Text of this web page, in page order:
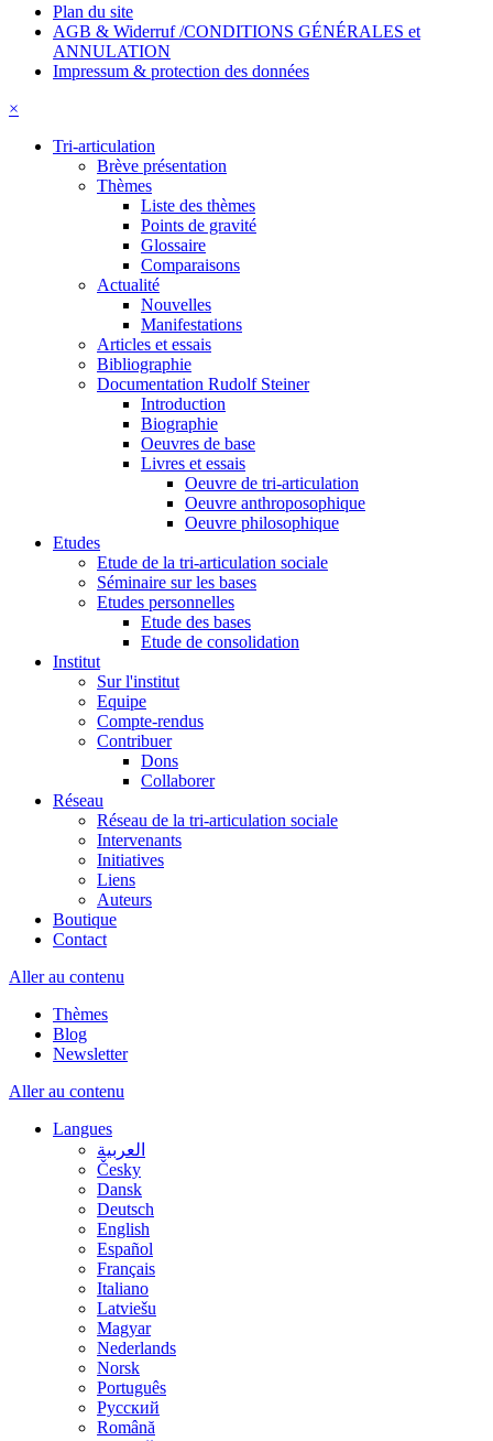
Plan du site
AGB & Widerruf /CONDITIONS GÉNÉRALES et
ANNULATION
Impressum & protection des données
×
Tri-articulation
Brève présentation
Thèmes
Liste des thèmes
Points de gravité
Glossaire
Comparaisons
Actualité
Nouvelles
Manifestations
Articles et essais
Bibliographie
Documentation Rudolf Steiner
Introduction
Biographie
Oeuvres de base
Livres et essais
Oeuvre de tri-articulation
Oeuvre anthroposophique
Oeuvre philosophique
Etudes
Etude de la tri-articulation sociale
Séminaire sur les bases
Etudes personnelles
Etude des bases
Etude de consolidation
Institut
Sur l'institut
Equipe
Compte-rendus
Contribuer
Dons
Collaborer
Réseau
Réseau de la tri-articulation sociale
Intervenants
Initiatives
Liens
Auteurs
Boutique
Contact
Aller au contenu
Thèmes
Blog
Newsletter
Aller au contenu
Langues
العربية
Česky
Dansk
Deutsch
English
Español
Français
Italiano
Latviešu
Magyar
Nederlands
Norsk
Português
Русский
Română